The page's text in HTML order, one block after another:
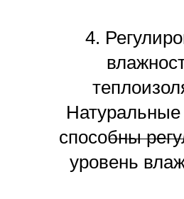
структуру
делает
ковры
помещений с
4.
Натуральные
способны
уровень